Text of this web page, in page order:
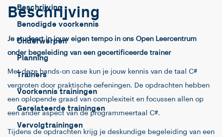
Beschrijving
Benodigde voorkennis
Onderwerpen
Planning
Trainers
Voorkennis trainingen
Gerelateerde trainingen
Vervolgtrainingen
Beschrijving
Je studeert in jouw eigen tempo in ons Open Leercentrum
onder begeleiding van een gecertificeerde trainer
Met deze hands-on case kun je jouw kennis van de taal C#
vergroten door praktische oefeningen. De opdrachten hebben
een oplopende graad van complexiteit en focussen allen op
een ander aspect van de programmeertaal C#.
Tijdens de opdrachten krijg je deskundige begeleiding van een